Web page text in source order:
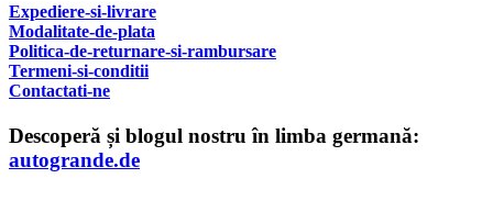
Expediere-si-livrare
Modalitate-de-plata
Politica-de-returnare-si-rambursare
Termeni-si-conditii
Contactati-ne
Descoperă și blogul nostru în limba germană:
autogrande.de